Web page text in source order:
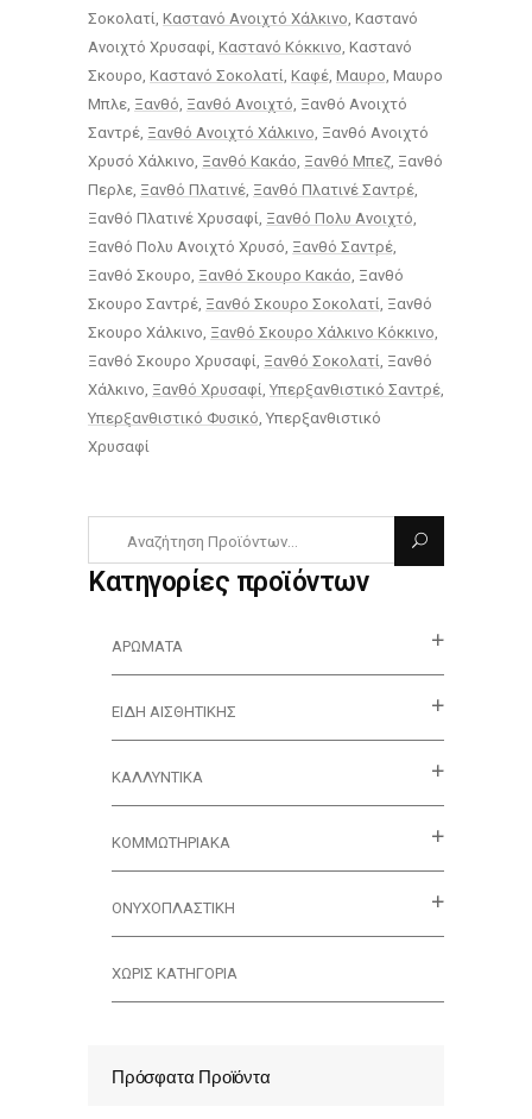
Σοκολατί Καστανό Ανοιχτό Χάλκινο Καστανό
Ανοιχτό Χρυσαφί Καστανό Κόκκινο Καστανό
Σκουρο Καστανό Σοκολατί Καφέ Μαυρο Μαυρο
Μπλε Ξανθό Ξανθό Ανοιχτό Ξανθό Ανοιχτό
Σαντρέ Ξανθό Ανοιχτό Χάλκινο Ξανθό Ανοιχτό
Χρυσό Χάλκινο Ξανθό Κακάο Ξανθό Μπεζ Ξανθό
Περλε Ξανθό Πλατινέ Ξανθό Πλατινέ Σαντρέ
Ξανθό Πλατινέ Χρυσαφί Ξανθό Πολυ Ανοιχτό
Ξανθό Πολυ Ανοιχτό Χρυσό Ξανθό Σαντρέ
Ξανθό Σκουρο Ξανθό Σκουρο Κακάο Ξανθό
Σκουρο Σαντρέ Ξανθό Σκουρο Σοκολατί Ξανθό
Σκουρο Χάλκινο Ξανθό Σκουρο Χάλκινο Κόκκινο
Ξανθό Σκουρο Χρυσαφί Ξανθό Σοκολατί Ξανθό
Χάλκινο Ξανθό Χρυσαφί Υπερξανθιστικό Σαντρέ
Υπερξανθιστικό Φυσικό Υπερξανθιστικό
Χρυσαφί
Κατηγορίες προϊόντων
ΑΡΏΜΑΤΑ
ΕΊΔΗ ΑΙΣΘΗΤΙΚΉΣ
ΚΑΛΛΥΝΤΙΚΆ
ΚΟΜΜΩΤΗΡΙΑΚΑ
ΟΝΥΧΟΠΛΑΣΤΙΚΗ
ΧΩΡΊΣ ΚΑΤΗΓΟΡΊΑ
Πρόσφατα Προϊόντα